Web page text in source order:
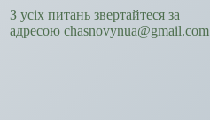
З усіх питань звертайтеся за
адресою chasnovynua@gmail.com